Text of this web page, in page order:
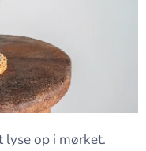
op i mørket.